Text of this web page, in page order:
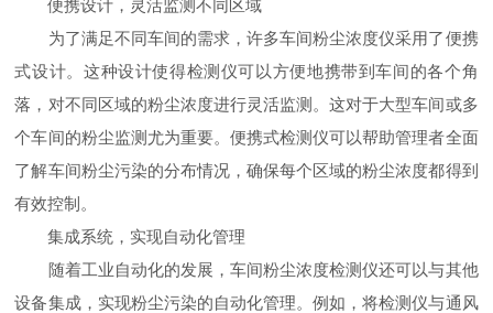
便携设计，灵活监测不同区域
为了满足不同车间的需求，许多车间粉尘浓度仪采用了便携
式设计。这种设计使得检测仪可以方便地携带到车间的各个角
落，对不同区域的粉尘浓度进行灵活监测。这对于大型车间或多
个车间的粉尘监测尤为重要。便携式检测仪可以帮助管理者全面
了解车间粉尘污染的分布情况，确保每个区域的粉尘浓度都得到
有效控制。
集成系统，实现自动化管理
随着工业自动化的发展，车间粉尘浓度检测仪还可以与其他
设备集成，实现粉尘污染的自动化管理。例如，将检测仪与通风